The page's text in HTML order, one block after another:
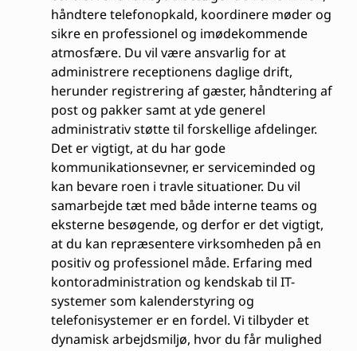
håndtere telefonopkald, koordinere møder og
sikre en professionel og imødekommende
atmosfære. Du vil være ansvarlig for at
administrere receptionens daglige drift,
herunder registrering af gæster, håndtering af
post og pakker samt at yde generel
administrativ støtte til forskellige afdelinger.
Det er vigtigt, at du har gode
kommunikationsevner, er serviceminded og
kan bevare roen i travle situationer. Du vil
samarbejde tæt med både interne teams og
eksterne besøgende, og derfor er det vigtigt,
at du kan repræsentere virksomheden på en
positiv og professionel måde. Erfaring med
kontoradministration og kendskab til IT-
systemer som kalenderstyring og
telefonisystemer er en fordel. Vi tilbyder et
dynamisk arbejdsmiljø, hvor du får mulighed